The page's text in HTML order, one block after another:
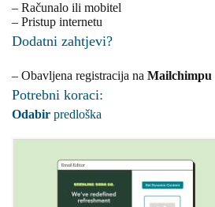
– Računalo ili mobitel
– Pristup internetu
Dodatni zahtjevi?
– Obavljena registracija na Mailchimpu
Potrebni koraci:
Odabir predloška